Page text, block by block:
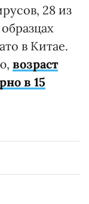
28 из
в Китае.
возраст
в 15